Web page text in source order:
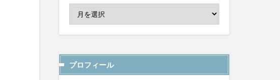
プロフィール